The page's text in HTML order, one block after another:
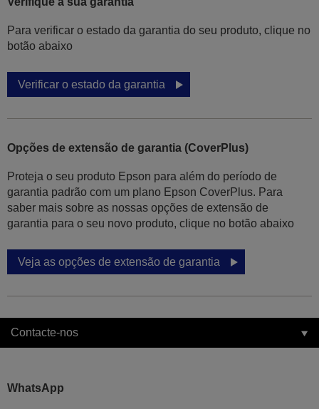
Para verificar o estado da garantia do seu produto, clique no
botão abaixo
Verificar o estado da garantia
Opções de extensão de garantia (CoverPlus)
Proteja o seu produto Epson para além do período de
garantia padrão com um plano Epson CoverPlus. Para
saber mais sobre as nossas opções de extensão de
garantia para o seu novo produto, clique no botão abaixo
Veja as opções de extensão de garantia
Contacte-nos
WhatsApp